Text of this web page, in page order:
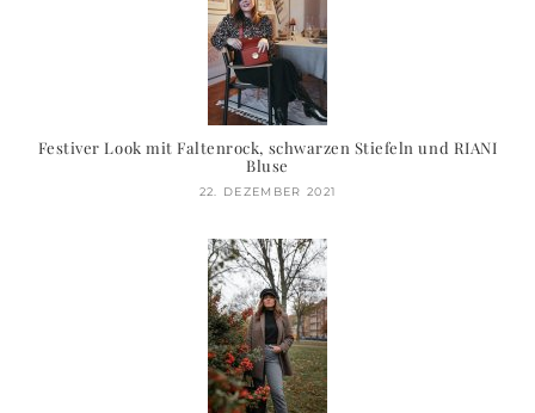
Festiver Look mit Faltenrock, schwarzen Stiefeln und RIANI
Bluse
22. DEZEMBER 2021